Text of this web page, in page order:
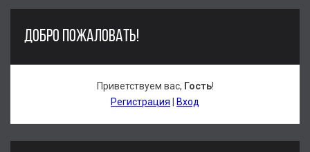
ДОБРО ПОЖАЛОВАТЬ!
Приветствуем вас, Гость!
Регистрация
Вход